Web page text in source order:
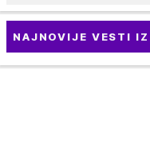
NAJNOVIJE VESTI IZ